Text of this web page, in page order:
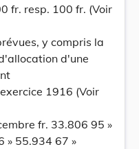
fr. resp. 100 fr. (Voir
y compris la
d'une
1916 (Voir
fr. 33.806 95 »
» 55.934 67 »